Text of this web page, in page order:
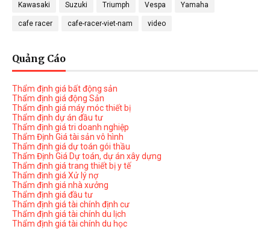
Kawasaki Suzuki Triumph Vespa Yamaha
cafe racer cafe-racer-viet-nam video
Quảng Cáo
Thẩm định giá bất động sản
Thẩm định giá động Sản
Thẩm định giá máy móc thiết bị
Thẩm định dự án đầu tư
Thẩm định giá tri doanh nghiệp
Thẩm Định Giá tài sản vô hình
Thẩm định giá dự toán gói thầu
Thẩm Định Giá Dự toán, dự án xây dựng
Thẩm định giá trang thiết bị y tế
Thẩm định giá Xử lý nợ
Thẩm định giá nhà xưởng
Thẩm định giá đầu tư
Thẩm định giá tài chính định cư
Thẩm định giá tài chính du lịch
Thẩm định giá tài chính du học